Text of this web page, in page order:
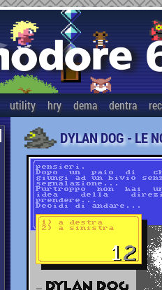
utility hry dema dentra
DYLAN DOG - LE